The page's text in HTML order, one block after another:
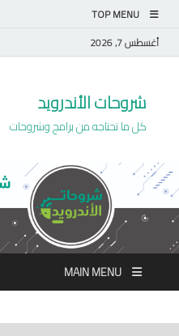
TOP MENU
أغسطس 7, 2026
شروحات الأندرويد
كل ما تحتاجه من برامج وشروحات
MAIN MENU